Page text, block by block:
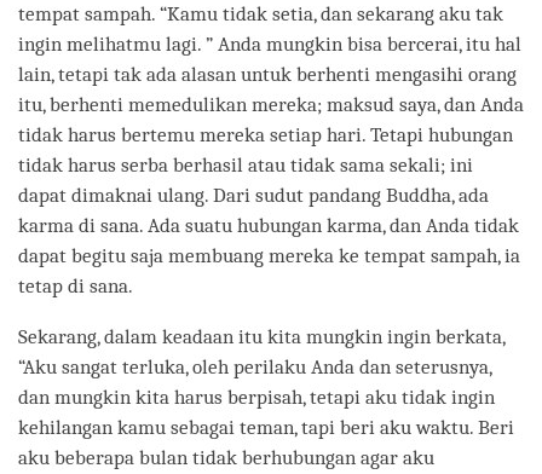
tempat sampah. “Kamu tidak setia, dan sekarang aku tak
ingin melihatmu lagi. ” Anda mungkin bisa bercerai, itu hal
lain, tetapi tak ada alasan untuk berhenti mengasihi orang
itu, berhenti memedulikan mereka; maksud saya, dan Anda
tidak harus bertemu mereka setiap hari. Tetapi hubungan
tidak harus serba berhasil atau tidak sama sekali; ini
dapat dimaknai ulang. Dari sudut pandang Buddha, ada
karma di sana. Ada suatu hubungan karma, dan Anda tidak
dapat begitu saja membuang mereka ke tempat sampah, ia
tetap di sana.
Sekarang, dalam keadaan itu kita mungkin ingin berkata,
“Aku sangat terluka, oleh perilaku Anda dan seterusnya,
dan mungkin kita harus berpisah, tetapi aku tidak ingin
kehilangan kamu sebagai teman, tapi beri aku waktu. Beri
aku beberapa bulan tidak berhubungan agar aku